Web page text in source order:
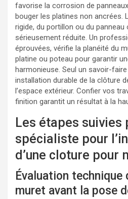
favorise la corrosion de
bouger les platines non ancrées.
rigide, du portillon ou du
sérieusement réduite. Un
éprouvées, vérifie la planéité du
platine ou poteau pour garantir
harmonieuse. Seul un savoir-
installation durable de la clôture
l’espace extérieur. Confier vos
finition garantit un résultat à la
Les étapes suivies
spécialiste pour
d’une cloture pour
Évaluation technique
muret avant la pose